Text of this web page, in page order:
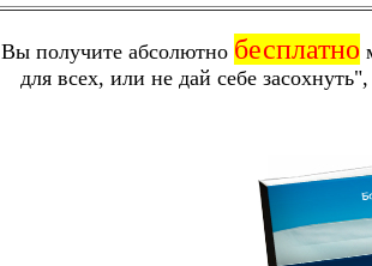
Вы получите абсолютно бесплатно
для всех, или не дай себе